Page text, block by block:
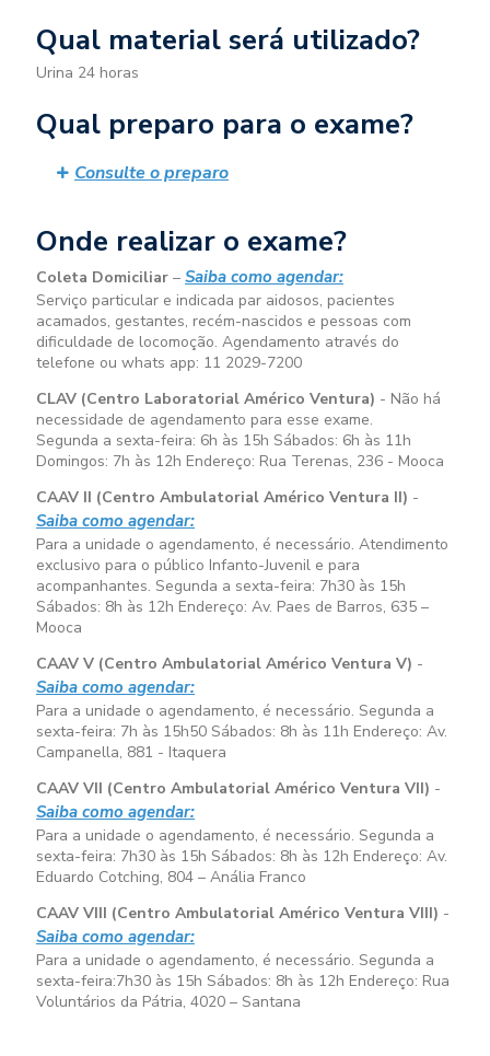
Qual material será utilizado?
Urina 24 horas
Qual preparo para o exame?
Consulte o preparo
Onde realizar o exame?
Coleta Domiciliar – Saiba como agendar:
Serviço particular e indicada par aidosos, pacientes
acamados, gestantes, recém-nascidos e pessoas com
dificuldade de locomoção. Agendamento através do
telefone ou whats app: 11 2029-7200
CLAV (Centro Laboratorial Américo Ventura) - Não há
necessidade de agendamento para esse exame.
Segunda a sexta-feira: 6h às 15h Sábados: 6h às 11h
Domingos: 7h às 12h Endereço: Rua Terenas, 236 - Mooca
CAAV II (Centro Ambulatorial Américo Ventura II) -
Saiba como agendar:
Para a unidade o agendamento, é necessário. Atendimento
exclusivo para o público Infanto-Juvenil e para
acompanhantes. Segunda a sexta-feira: 7h30 às 15h
Sábados: 8h às 12h Endereço: Av. Paes de Barros, 635 –
Mooca
CAAV V (Centro Ambulatorial Américo Ventura V) -
Saiba como agendar:
Para a unidade o agendamento, é necessário. Segunda a
sexta-feira: 7h às 15h50 Sábados: 8h às 11h Endereço: Av.
Campanella, 881 - Itaquera
CAAV VII (Centro Ambulatorial Américo Ventura VII) -
Saiba como agendar:
Para a unidade o agendamento, é necessário. Segunda a
sexta-feira: 7h30 às 15h Sábados: 8h às 12h Endereço: Av.
Eduardo Cotching, 804 – Anália Franco
CAAV VIII (Centro Ambulatorial Américo Ventura VIII) -
Saiba como agendar:
Para a unidade o agendamento, é necessário. Segunda a
sexta-feira:7h30 às 15h Sábados: 8h às 12h Endereço: Rua
Voluntários da Pátria, 4020 – Santana